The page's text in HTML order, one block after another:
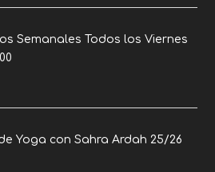
Semanales Todos los Viernes
Yoga con Sahra Ardah 25/26